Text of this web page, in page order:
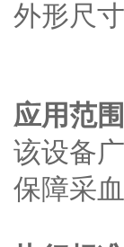
外形尺
应用范围
该设备
保障采